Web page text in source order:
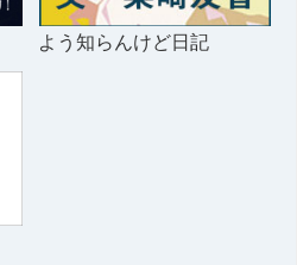
よう知らんけど日記